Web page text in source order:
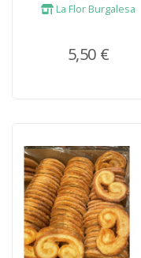
La Flor Burgalesa
5,50 €